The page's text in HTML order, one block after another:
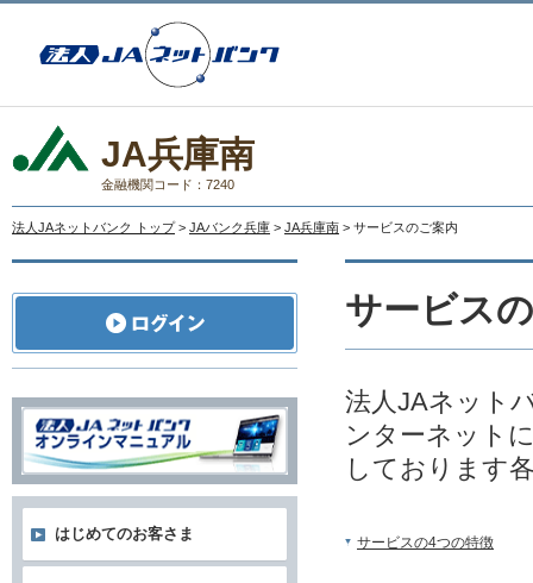
JA兵庫南
金融機関コード：7240
法人JAネットバンク トップ > JAバンク兵庫 > JA兵庫南 > サービスのご案内
サービス
法人JAネット
ンターネット
しております
サービスの4つの特徴
はじめてのお客さま